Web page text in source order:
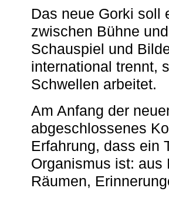
Das neue Gorki soll
zwischen Bühne
Schauspiel und
international trennt,
Schwellen arbeitet.
Am Anfang der
abgeschlossenes
Erfahrung, dass ein
Organismus ist: aus
Räumen,